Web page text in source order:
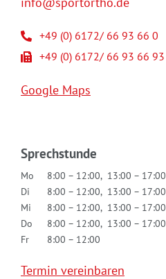
+49 (0) 6172/ 66 93 66 0
+49 (0) 6172/ 66 93 66 93
Google Maps
Sprechstunde
Mo
8:00 – 12:00, 13:00 – 17:00
Di
8:00 – 12:00, 13:00 – 17:00
Mi
8:00 – 12:00, 13:00 – 17:00
Do
8:00 – 12:00, 13:00 – 17:00
Fr
8:00 – 12:00
Termin vereinbaren